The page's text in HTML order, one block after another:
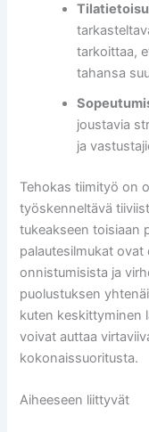
tarkoittaa,
tahansa
joustavia
ja
Tehokas tiimityö on
työskenneltävä
tukeakseen toisiaan
palautesilmukat ovat
onnistumisista ja
puolustuksen
kuten keskittyminen
voivat auttaa
kokonaissuoritusta.
Aiheeseen liittyvät